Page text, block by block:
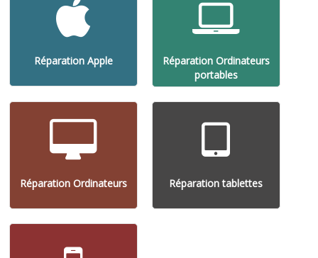
Réparation Apple
Réparation Ordinateurs
portables
Réparation Ordinateurs Réparation tablettes